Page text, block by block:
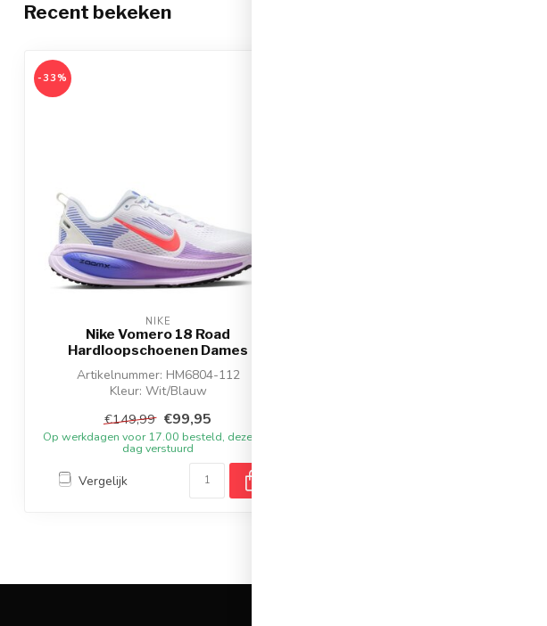
Recent bekeken
-33%
NIKE
Nike Vomero 18 Road
Hardloopschoenen Dames
Artikelnummer: HM6804-112
Kleur: Wit/Blauw
€149,99 €99,95
Op werkdagen voor 17.00 besteld, dezelfde
dag verstuurd
Vergelijk